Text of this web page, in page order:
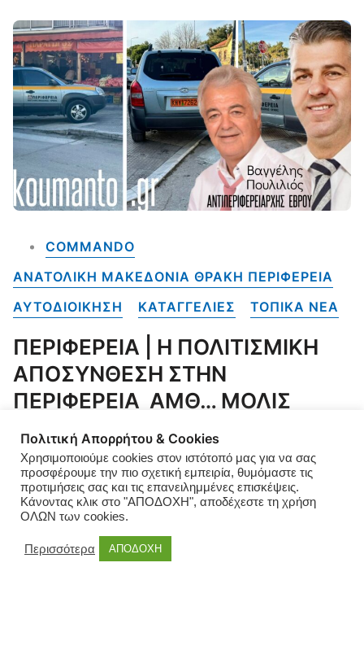
COMMANDO
ΑΝΑΤΟΛΙΚΗ ΜΑΚΕΔΟΝΙΑ ΘΡΑΚΗ ΠΕΡΙΦΕΡΕΙΑ
ΑΥΤΟΔΙΟΙΚΗΣΗ
ΚΑΤΑΓΓΕΛΙΕΣ ΤΟΠΙΚΑ NEA
ΠΕΡΙΦΕΡΕΙΑ | Η ΠΟΛΙΤΙΣΜΙΚΗ
ΑΠΟΣΥΝΘΕΣΗ ΣΤΗΝ
ΠΕΡΙΦΕΡΕΙΑ ΑΜΘ… ΜΟΛΙΣ
ΑΡΧΙΣΕ! | ΒΙΝΤΕΟ
[corner-ad id=”1″] Η ΠΟΛΙΤΙΣΜΙΚΗ ΑΠΟΣΥΝΘΕΣΗ ΣΤΗΝ
ΠΕΡΙΦΕΡΕΙΑ ΑΝΑΤΟΛΙΚΗΣ ΜΑΚΕΔΟΝΙΑΣ ΘΡΑΚΗΣ Ο
νέος Περιφερειάρχης Χριστόδουλος (Τάκης) Τοψίδης,
Θα έχει τροφή πλέον, όλη η Περιφέρεια Ανατολικής
Πολιτική Απορρήτου & Cookies
Χρησιμοποιούμε cookies στον ιστότοπό μας για να σας
προσφέρουμε την πιο σχετική εμπειρία, θυμόμαστε τις
προτιμήσεις σας και τις επανειλημμένες επισκέψεις.
Κάνοντας κλικ στο "ΑΠΟΔΟΧΗ", αποδέχεστε τη χρήση
ΟΛΩΝ των cookies.
Περισσότερα ΑΠΟΔΟΧΗ